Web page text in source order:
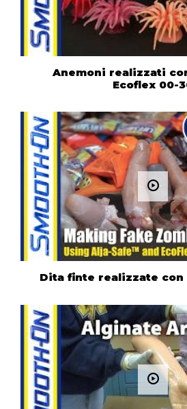
Anemoni realizzati
Ecoflex 00-
Dita finte realizzate con